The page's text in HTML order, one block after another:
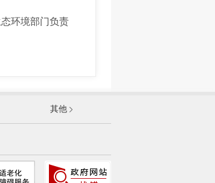
环境部门负责
部
其他